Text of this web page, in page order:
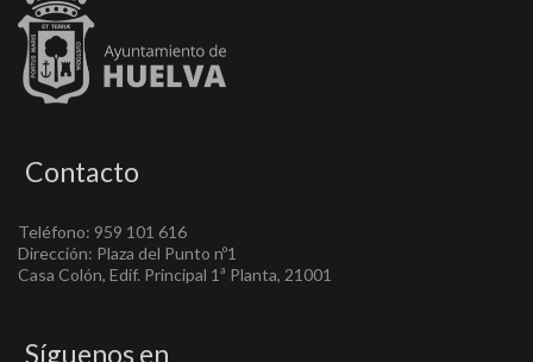
Contacto
Teléfono: 959 101 616
Dirección: Plaza del Punto nº1
Casa Colón, Edif. Principal 1ª Planta, 21001
Síguenos en